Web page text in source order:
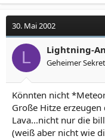
30. Mai 2002
L Lightning-
Geheimer
Könnten nicht
Große Hitze erzeugen
Lava...nicht nur die
(weiß aber nicht wie